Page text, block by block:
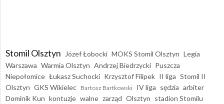
Stomil Olsztyn Józef Łobocki MOKS Stomil Olsztyn Legia
Warszawa Warmia Olsztyn Andrzej Biedrzycki Puszcza
Niepołomice Łukasz Suchocki Krzysztof Filipek II liga Stomil II
Olsztyn GKS Wikielec Bartosz Bartkowski IV liga sędzia arbiter
Dominik Kun kontuzje walne zarząd Olsztyn stadion Stomilu